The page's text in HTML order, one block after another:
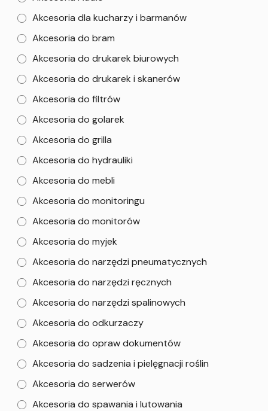
Akcesoria dla kucharzy i barmanów
Akcesoria do bram
Akcesoria do drukarek biurowych
Akcesoria do drukarek i skanerów
Akcesoria do filtrów
Akcesoria do golarek
Akcesoria do grilla
Akcesoria do hydrauliki
Akcesoria do mebli
Akcesoria do monitoringu
Akcesoria do monitorów
Akcesoria do myjek
Akcesoria do narzędzi pneumatycznych
Akcesoria do narzędzi ręcznych
Akcesoria do narzędzi spalinowych
Akcesoria do odkurzaczy
Akcesoria do opraw dokumentów
Akcesoria do sadzenia i pielęgnacji roślin
Akcesoria do serwerów
Akcesoria do spawania i lutowania